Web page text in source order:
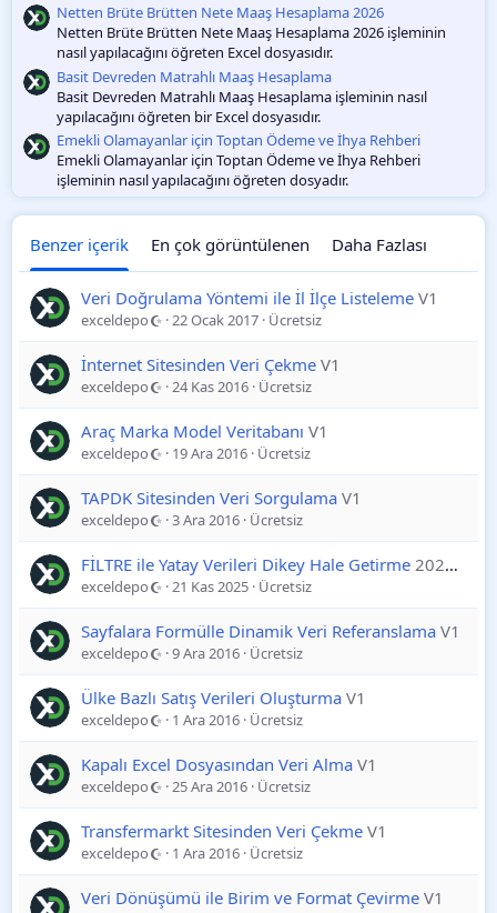
Netten Brüte Brütten Nete Maaş Hesaplama 2026
Netten Brüte Brütten Nete Maaş Hesaplama 2026 işleminin
nasıl yapılacağını öğreten Excel dosyasıdır.
Basit Devreden Matrahlı Maaş Hesaplama
Basit Devreden Matrahlı Maaş Hesaplama işleminin nasıl
yapılacağını öğreten bir Excel dosyasıdır.
Emekli Olamayanlar için Toptan Ödeme ve İhya Rehberi
Emekli Olamayanlar için Toptan Ödeme ve İhya Rehberi
işleminin nasıl yapılacağını öğreten dosyadır.
Benzer içerik En çok görüntülenen Daha Fazlası
Veri Doğrulama Yöntemi ile İl İlçe Listeleme V1
exceldepo 22 Ocak 2017 Ücretsiz
İnternet Sitesinden Veri Çekme V1
exceldepo 24 Kas 2016 Ücretsiz
Araç Marka Model Veritabanı V1
exceldepo 19 Ara 2016 Ücretsiz
TAPDK Sitesinden Veri Sorgulama V1
exceldepo 3 Ara 2016 Ücretsiz
FİLTRE ile Yatay Verileri Dikey Hale Getirme 2025-11-21
exceldepo 21 Kas 2025 Ücretsiz
Sayfalara Formülle Dinamik Veri Referanslama V1
exceldepo 9 Ara 2016 Ücretsiz
Ülke Bazlı Satış Verileri Oluşturma V1
exceldepo 1 Ara 2016 Ücretsiz
Kapalı Excel Dosyasından Veri Alma V1
exceldepo 25 Ara 2016 Ücretsiz
Transfermarkt Sitesinden Veri Çekme V1
exceldepo 1 Ara 2016 Ücretsiz
Veri Dönüşümü ile Birim ve Format Çevirme V1